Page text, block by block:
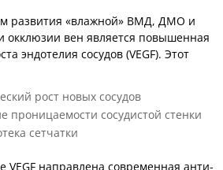
развития «влажной» ВМД, ДМО и
окклюзии вен является повышенная
эндотелия сосудов (VEGF). Этот
рост новых сосудов
проницаемости сосудистой стенки
сетчатки
направлена современная анти-